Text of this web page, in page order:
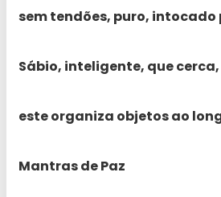
sem tendões, puro, intocado
Sábio, inteligente, que
este organiza objetos ao
Mantras de Paz